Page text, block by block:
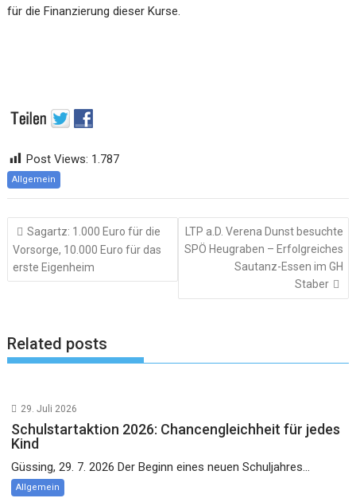
für die Finanzierung dieser Kurse.
Post Views: 1.787
Allgemein
Beitragsnavigation
Sagartz: 1.000 Euro für die
Vorsorge, 10.000 Euro für das
erste Eigenheim
LTP a.D. Verena Dunst besuchte
SPÖ Heugraben – Erfolgreiches
Sautanz-Essen im GH
Staber
Related posts
29. Juli 2026
Schulstartaktion 2026: Chancengleichheit für jedes
Kind
Güssing, 29. 7. 2026 Der Beginn eines neuen Schuljahres...
Allgemein